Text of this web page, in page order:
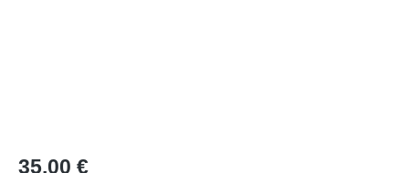
Regulärer Preis:
35,00 €